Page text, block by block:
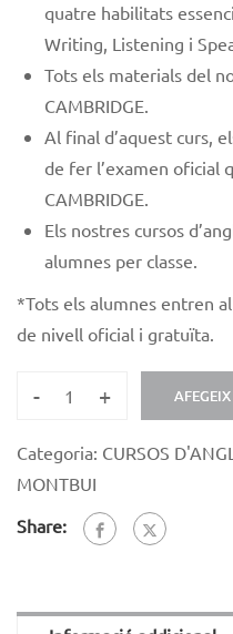
quatre habilitats
Writing, Listening i
Tots els materials del
CAMBRIDGE.
Al final d’aquest curs,
de fer l’examen oficial
CAMBRIDGE.
Els nostres cursos
alumnes per classe.
*Tots els alumnes entren
de nivell oficial i gratuïta.
- +
Categoria: CURSOS
MONTBUI
Share: